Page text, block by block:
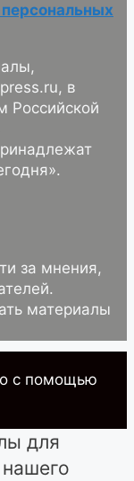
в
Российской
за мнения,
материалы
с помощью
для